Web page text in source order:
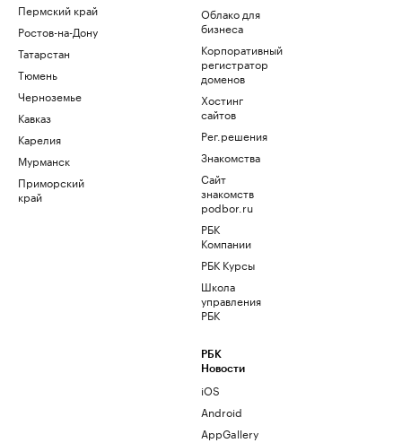
Пермский край
Ростов-на-Дону
Татарстан
Тюмень
Черноземье
Кавказ
Карелия
Мурманск
Приморский
край
Облако для
бизнеса
Корпоративный
регистратор
доменов
Хостинг
сайтов
Рег.решения
Знакомства
Сайт
знакомств
podbor.ru
РБК
Компании
РБК Курсы
Школа
управления
РБК
РБК
Новости
iOS
Android
AppGallery